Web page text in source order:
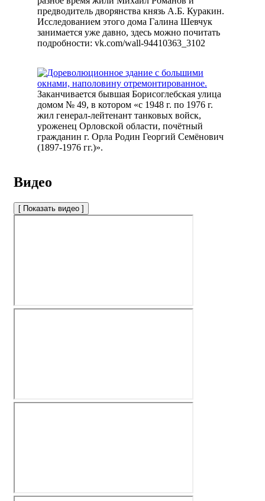
предводитель дворянства князь А.Б. Куракин.
Исследованием этого дома Галина Шевчук
занимается уже давно, здесь можно почитать
подробности: vk.com/wall-94410363_3102
Заканчивается бывшая Борисоглебская улица
домом № 49, в котором «с 1948 г. по 1976 г.
жил генерал-лейтенант танковых войск,
уроженец Орловской области, почётный
гражданин г. Орла Родин Георгий Семёнович
(1897-1976 гг.)».
Видео
[ Показать видео ]